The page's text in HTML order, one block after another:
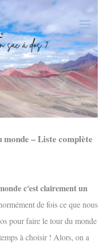
– Liste complète
c'est clairement un
de fois ce que nous
pour faire le tour du monde
à choisir ! Alors, on a